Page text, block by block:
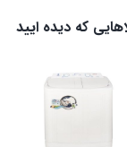
که دیده ایید